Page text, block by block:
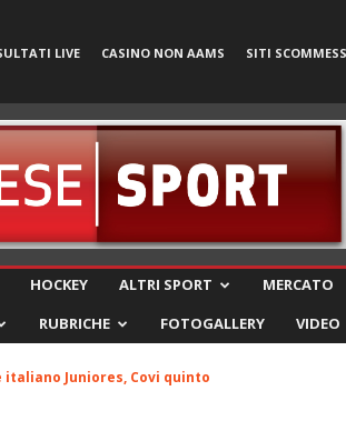
LIVE CASINO NON AAMS SITI
HOCKEY ALTRI SPORT
MERCATO
RUBRICHE FOTOGALLERY VIDEO
Juniores, Covi quinto